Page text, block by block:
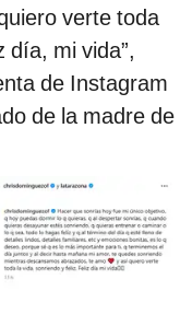
verte toda
día, mi vida”,
de Instagram
de la madre de